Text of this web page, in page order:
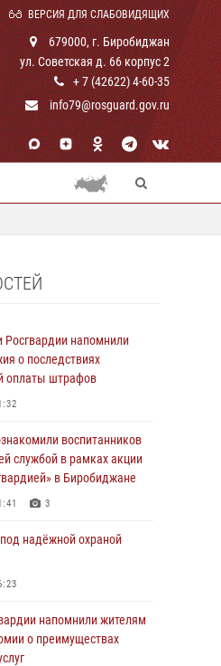
ВЕРСИЯ ДЛЯ СЛАБОВИДЯЩИХ
679000, г. Биробиджан
ул. Советская д. 66 корпус 2
+ 7 (42622) 4-60-35
info79@rosguard.gov.ru
Росгвардии напомнили
о последствиях
оплаты штрафов
воспитанников
службой в рамках акции
в Биробиджане
3
надёжной охраной
напомнили жителям
о преимуществах